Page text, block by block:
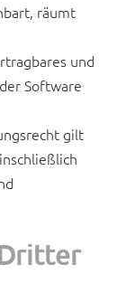
räumt
und
Software
gilt